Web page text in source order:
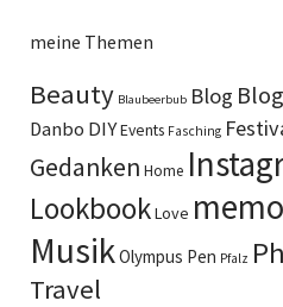
meine Themen
Beauty Blaubeerbub Blog
Danbo DIYEvents Fasching
Gedanken Home
LookbookLove
MusikOlympus Pen Pfalz
Travel